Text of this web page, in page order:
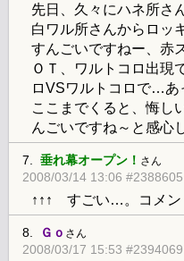
先日、久々にハネ所さ
白ワル所さんからロッ
すんごいですねー、赤
ＯＴ、ワルトコロ出現
ロVSワルトコロで…あ
ここまでくると、悔し
んごいですね～と感心
7. 垂れ幕オープン！ さん
2008/03/14 13:06 #2388605
↑↑↑ すごい…。コメン
8. Ｇｏ さん
2008/03/17 15:53 #2394069